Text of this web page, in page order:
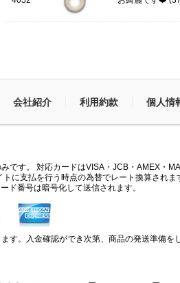
会社紹介 利用約款 個人情
です。 対応カードはVISA・JCB・AMEX・
に支払を行う時点の為替でレート換算されま
ド番号は暗号化して送信されます。
す。入金確認ができ次第、商品の発送準備を